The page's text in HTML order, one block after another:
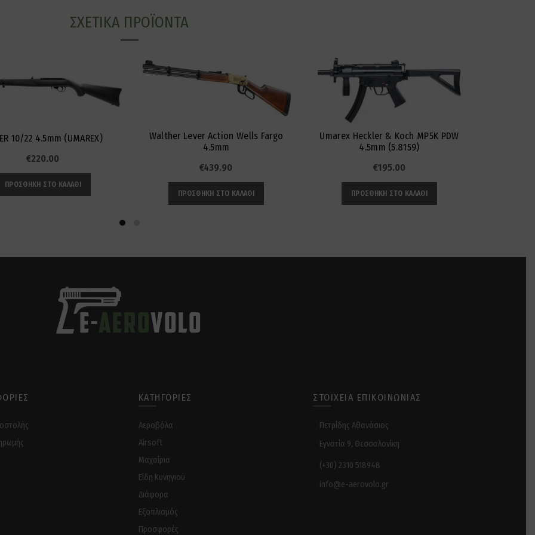
ΣΧΕΤΙΚΆ ΠΡΟΪΌΝΤΑ
10/22 4.5mm (UMAREX)
€220.00
ΠΡΟΣΘΉΚΗ ΣΤΟ ΚΑΛΆΘΙ
Walther Lever Action Wells Fargo
4.5mm
€439.90
ΠΡΟΣΘΉΚΗ ΣΤΟ ΚΑΛΆΘΙ
Umarex Heckler & Koch MP5K PDW
4.5mm (5.8159)
€195.00
ΠΡΟΣΘΉΚΗ ΣΤΟ ΚΑΛΆΘΙ
ΚΑΤΗΓΟΡΊΕΣ
Αεροβόλα
Airsoft
Μαχαίρια
Είδη Κυνηγιού
Διάφορα
Eξοπλισμός
Προσφορές
ΣΤΟΙΧΕΊΑ ΕΠΙΚΟΙΝΩΝΊΑΣ
Πετρίδης Αθανάσιος
Εγνατία 9, Θεσσαλονίκη
(+30) 2310 518948
info@e-aerovolo.gr